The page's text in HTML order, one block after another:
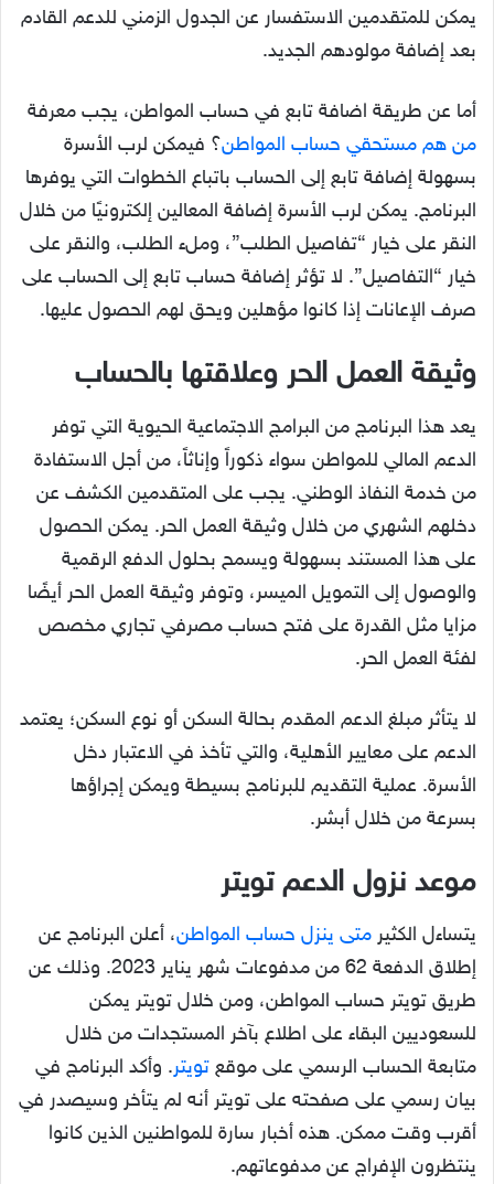
يمكن للمتقدمين الاستفسار عن الجدول الزمني للدعم القادم
بعد إضافة مولودهم الجديد.
أما عن طريقة اضافة تابع في حساب المواطن، يجب معرفة
من هم مستحقي حساب المواطن؟ فيمكن لرب الأسرة
بسهولة إضافة تابع إلى الحساب باتباع الخطوات التي يوفرها
البرنامج. يمكن لرب الأسرة إضافة المعالين إلكترونيًا من خلال
النقر على خيار “تفاصيل الطلب”، وملء الطلب، والنقر على
خيار “التفاصيل”. لا تؤثر إضافة حساب تابع إلى الحساب على
صرف الإعانات إذا كانوا مؤهلين ويحق لهم الحصول عليها.
وثيقة العمل الحر وعلاقتها بالحساب
يعد هذا البرنامج من البرامج الاجتماعية الحيوية التي توفر
الدعم المالي للمواطن سواء ذكوراً وإناثاً، من أجل الاستفادة
من خدمة النفاذ الوطني. يجب على المتقدمين الكشف عن
دخلهم الشهري من خلال وثيقة العمل الحر. يمكن الحصول
على هذا المستند بسهولة ويسمح بحلول الدفع الرقمية
والوصول إلى التمويل الميسر، وتوفر وثيقة العمل الحر أيضًا
مزايا مثل القدرة على فتح حساب مصرفي تجاري مخصص
لفئة العمل الحر.
لا يتأثر مبلغ الدعم المقدم بحالة السكن أو نوع السكن؛ يعتمد
الدعم على معايير الأهلية، والتي تأخذ في الاعتبار دخل
الأسرة. عملية التقديم للبرنامج بسيطة ويمكن إجراؤها
بسرعة من خلال أبشر.
موعد نزول الدعم تويتر
يتساءل الكثير متى ينزل حساب المواطن، أعلن البرنامج عن
إطلاق الدفعة 62 من مدفوعات شهر يناير 2023. وذلك عن
طريق تويتر حساب المواطن، ومن خلال تويتر يمكن
للسعوديين البقاء على اطلاع بآخر المستجدات من خلال
متابعة الحساب الرسمي على موقع تويتر. وأكد البرنامج في
بيان رسمي على صفحته على تويتر أنه لم يتأخر وسيصدر في
أقرب وقت ممكن. هذه أخبار سارة للمواطنين الذين كانوا
ينتظرون الإفراج عن مدفوعاتهم.